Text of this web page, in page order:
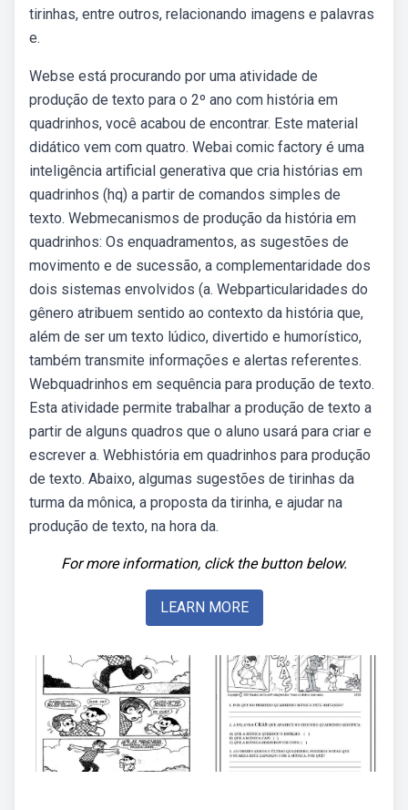
tirinhas, entre outros, relacionando imagens e palavras
e.
Webse está procurando por uma atividade de
produção de texto para o 2º ano com história em
quadrinhos, você acabou de encontrar. Este material
didático vem com quatro. Webai comic factory é uma
inteligência artificial generativa que cria histórias em
quadrinhos (hq) a partir de comandos simples de
texto. Webmecanismos de produção da história em
quadrinhos: Os enquadramentos, as sugestões de
movimento e de sucessão, a complementaridade dos
dois sistemas envolvidos (a. Webparticularidades do
gênero atribuem sentido ao contexto da história que,
além de ser um texto lúdico, divertido e humorístico,
também transmite informações e alertas referentes.
Webquadrinhos em sequência para produção de texto.
Esta atividade permite trabalhar a produção de texto a
partir de alguns quadros que o aluno usará para criar e
escrever a. Webhistória em quadrinhos para produção
de texto. Abaixo, algumas sugestões de tirinhas da
turma da mônica, a proposta da tirinha, e ajudar na
produção de texto, na hora da.
For more information, click the button below.
LEARN MORE